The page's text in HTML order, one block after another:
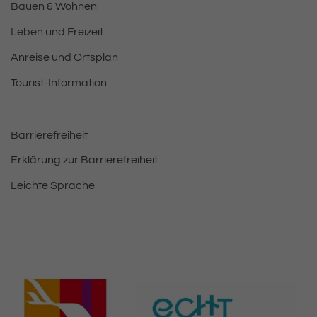
Bauen & Wohnen
Leben und Freizeit
Anreise und Ortsplan
Tourist-Information
Barrierefreiheit
Erklärung zur Barrierefreiheit
Leichte Sprache